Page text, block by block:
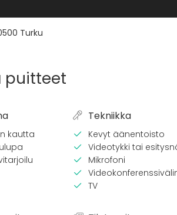
Turku
puitteet
kautta
Tekniikka
Kevyt äänentoisto
Videotykki tai
Mikrofoni
TV